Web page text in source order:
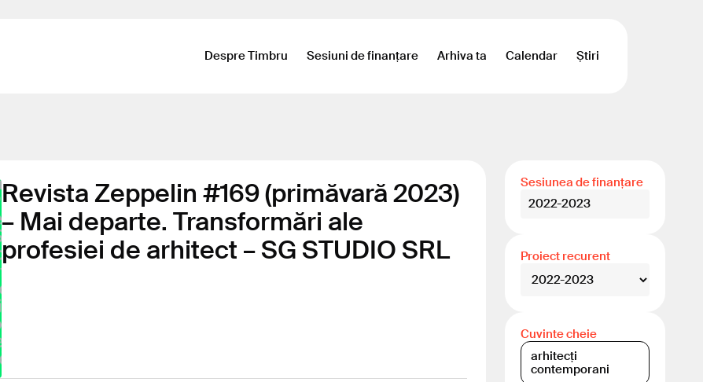
Despre Timbru Sesiuni de finanțare Arhiva ta Calendar Știri
Revista Zeppelin #169 (primăvară 2023)
– Mai departe. Transformări ale
profesiei de arhitect – SG STUDIO SRL
Sesiunea de finanțare
2022-2023
Proiect recurent
Cuvinte cheie
arhitecți
contemporani